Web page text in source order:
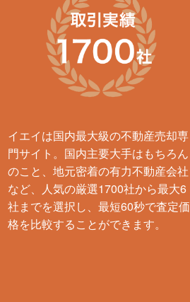
イエイは国内最大級の不動産売却専
門サイト。国内主要大手はもちろん
のこと、地元密着の有力不動産会社
など、人気の厳選1700社から最大6
社までを選択し、最短60秒で査定価
格を比較することができます。